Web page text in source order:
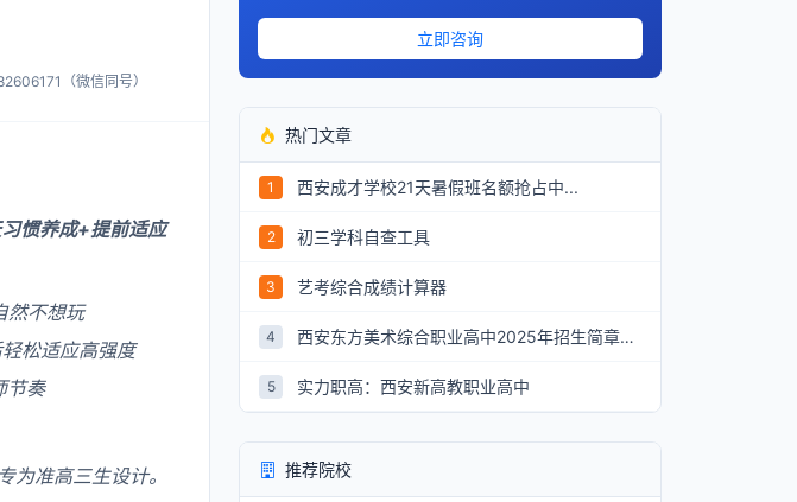
（微信同号）
惯养成+提前适应
然不想玩
松适应高强度
节奏
为准高三生设计。
立即咨询
热门文章
1 西安成才学校21天暑假班名额抢占中...
2 初三学科自查工具
3 艺考综合成绩计算器
4 西安东方美术综合职业高中2025年招生简章：艺术升学新航道
5 实力职高：西安新高教职业高中
推荐院校